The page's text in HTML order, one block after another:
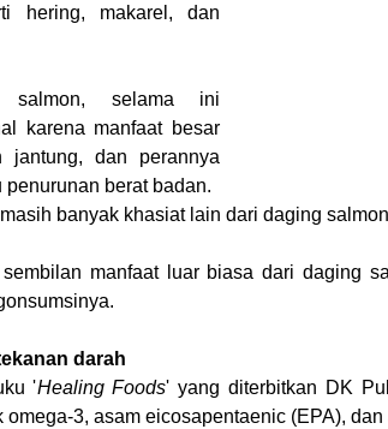
hering, makarel, dan
salmon, selama ini
karena manfaat besar
jantung, dan perannya
penurunan berat badan.
banyak khasiat lain dari daging
manfaat luar biasa dari daging
darah
'Healing Foods' yang diterbitkan DK
omega-3, asam eicosapentaenic (EPA), dan